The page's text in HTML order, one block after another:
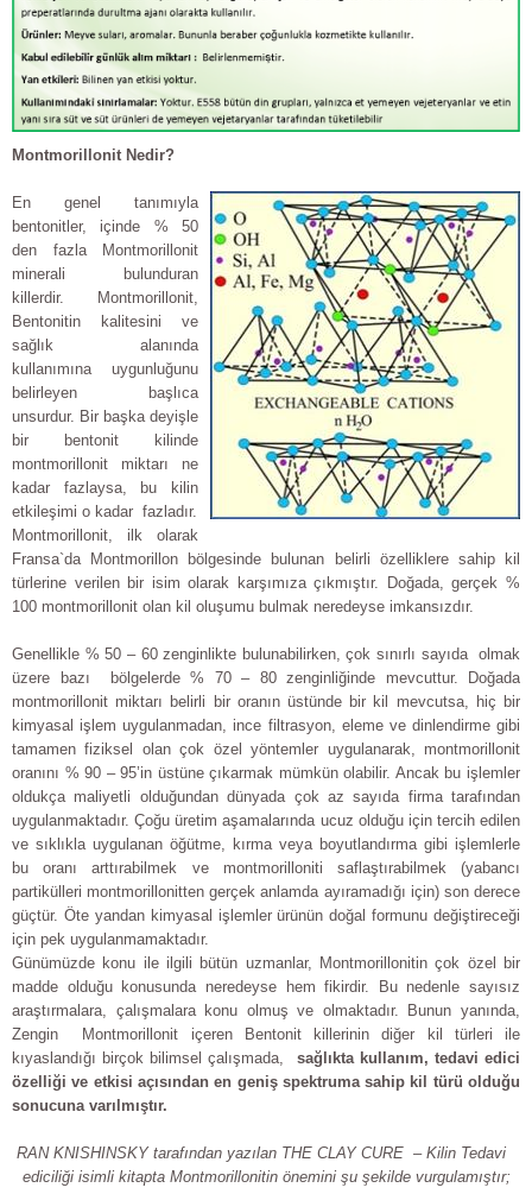
Montmorillonit Nedir?
En genel tanımıyla
bentonitler, içinde % 50
den fazla Montmorillonit
minerali bulunduran
killerdir. Montmorillonit,
Bentonitin kalitesini ve
sağlık alanında
kullanımına uygunluğunu
belirleyen başlıca
unsurdur. Bir başka deyişle
bir bentonit kilinde
montmorillonit miktarı ne
kadar fazlaysa, bu kilin
etkileşimi o kadar fazladır.
Montmorillonit, ilk olarak
Fransa`da Montmorillon bölgesinde bulunan belirli özelliklere sahip kil
türlerine verilen bir isim olarak karşımıza çıkmıştır. Doğada, gerçek %
100 montmorillonit olan kil oluşumu bulmak neredeyse imkansızdır.
Genellikle % 50 – 60 zenginlikte bulunabilirken, çok sınırlı sayıda olmak
üzere bazı bölgelerde % 70 – 80 zenginliğinde mevcuttur. Doğada
montmorillonit miktarı belirli bir oranın üstünde bir kil mevcutsa, hiç bir
kimyasal işlem uygulanmadan, ince filtrasyon, eleme ve dinlendirme gibi
tamamen fiziksel olan çok özel yöntemler uygulanarak, montmorillonit
oranını % 90 – 95’in üstüne çıkarmak mümkün olabilir. Ancak bu işlemler
oldukça maliyetli olduğundan dünyada çok az sayıda firma tarafından
uygulanmaktadır. Çoğu üretim aşamalarında ucuz olduğu için tercih edilen
ve sıklıkla uygulanan öğütme, kırma veya boyutlandırma gibi işlemlerle
bu oranı arttırabilmek ve montmorilloniti saflaştırabilmek (yabancı
partikülleri montmorillonitten gerçek anlamda ayıramadığı için) son derece
güçtür. Öte yandan kimyasal işlemler ürünün doğal formunu değiştireceği
için pek uygulanmamaktadır.
Günümüzde konu ile ilgili bütün uzmanlar, Montmorillonitin çok özel bir
madde olduğu konusunda neredeyse hem fikirdir. Bu nedenle sayısız
araştırmalara, çalışmalara konu olmuş ve olmaktadır. Bunun yanında,
Zengin Montmorillonit içeren Bentonit killerinin diğer kil türleri ile
kıyaslandığı birçok bilimsel çalışmada, sağ ı kta kullanım, tedavi edici
özelliği ve etkisi açısından en genişspektruma sahip kil türü olduğu
sonucuna varı lmıştır.
RAN KNISHINSKY tarafından yazılan THE CLAY CURE – Kilin Tedavi
ediciliği isimli kitapta Montmorillonitin önemini şu şekilde vurgulamıştır;